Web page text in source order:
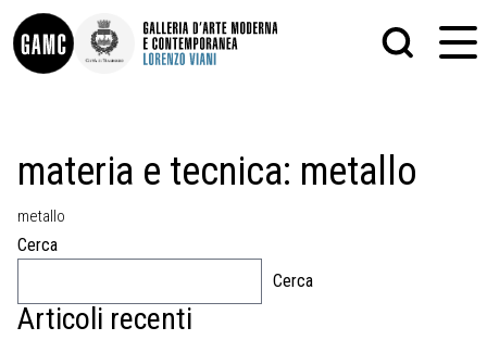
CONTATTI
SHOP
LE COLLEZIONI
LORENZO VIANI
GRAFICA
PITTURA
MATRICI XILOGRAFICHE
FOTOGRAFIA
materia e tecnica: metallo
metallo
Cerca
Cerca
Articoli recenti